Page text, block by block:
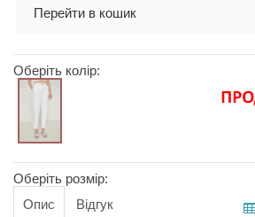
Перейти в кошик
Оберіть колір:
Оберіть розмір:
Опис Відгук